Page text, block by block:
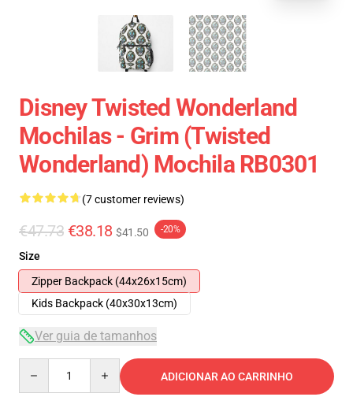
Disney Twisted Wonderland
Mochilas - Grim (Twisted
Wonderland) Mochila RB0301
(7 customer reviews)
€47.73 €38.18 $41.50 -20%
Size
Zipper Backpack (44x26x15cm)
Kids Backpack (40x30x13cm)
Ver guia de tamanhos
ADICIONAR AO CARRINHO